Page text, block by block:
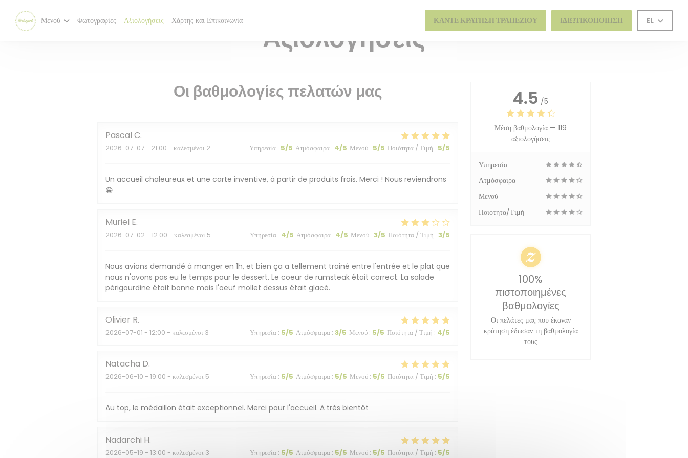
Μενού Φωτογραφίες Αξιολογήσεις Χάρτης και Επικοινωνία ΚΆΝΤΕ ΚΡΆΤΗΣΗ ΤΡΑΠΕΖΙΟΎ ΙΔΙΩΤΙΚΟΠΟΊΗΣΗ EL
Αξιολογήσεις
Οι βαθμολογίες πελατών μας
Pascal C
2026-07-07 - 21:00 - καλεσμένοι 2 Υπηρεσία : 5/5 Ατμόσφαιρα : 4/5 Μενού : 5/5 Ποιότητα / Τιμή : 5/5
Un accueil chaleureux et une carte inventive, à partir de produits frais. Merci ! Nous reviendrons
😁
Muriel E
2026-07-02 - 12:00 - καλεσμένοι 5 Υπηρεσία : 4/5 Ατμόσφαιρα : 4/5 Μενού : 3/5 Ποιότητα / Τιμή : 3/5
Nous avions demandé à manger en 1h, et bien ça a tellement trainé entre l'entrée et le plat que
nous n'avons pas eu le temps pour le dessert. Le coeur de rumsteak était correct. La salade
périgourdine était bonne mais l'oeuf mollet dessus était glacé.
Olivier R
2026-07-01 - 12:00 - καλεσμένοι 3 Υπηρεσία : 5/5 Ατμόσφαιρα : 3/5 Μενού : 5/5 Ποιότητα / Τιμή : 4/5
Natacha D
2026-06-10 - 19:00 - καλεσμένοι 5 Υπηρεσία : 5/5 Ατμόσφαιρα : 5/5 Μενού : 5/5 Ποιότητα / Τιμή : 5/5
Au top, le médaillon était exceptionnel. Merci pour l'accueil. A très bientôt
Nadarchi H
2026-05-19 - 13:00 - καλεσμένοι 3 Υπηρεσία : 5/5 Ατμόσφαιρα : 5/5 Μενού : 5/5 Ποιότητα / Τιμή : 5/5
4.5 /5
Μέση βαθμολογία — 119
αξιολογήσεις
Υπηρεσία
Ατμόσφαιρα
Μενού
Ποιότητα/Τιμή
100%
πιστοποιημένες
βαθμολογίες
Οι πελάτες μας που έκαναν
κράτηση έδωσαν τη βαθμολογία
τους